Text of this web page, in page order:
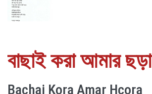
বাছাই করা আমার ছড়া
Bachai Kora Amar Hcora